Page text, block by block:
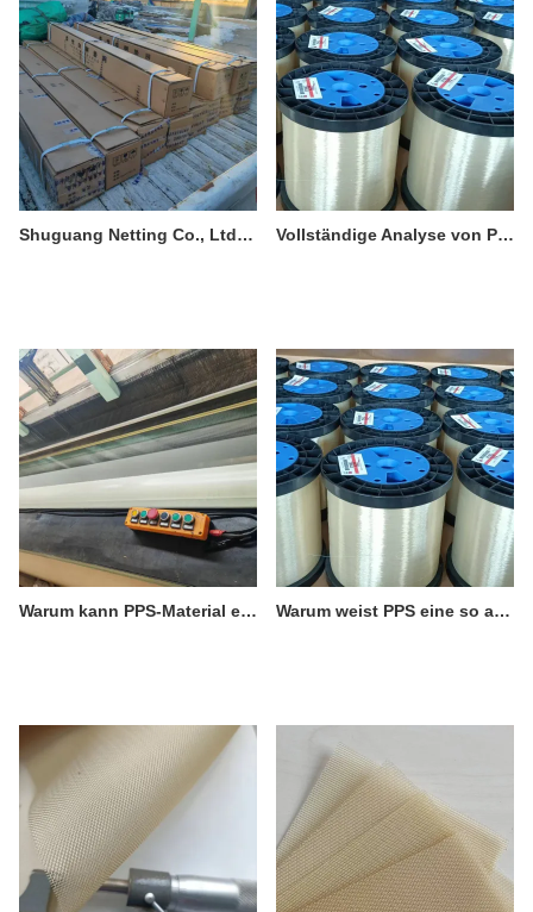
Shuguang Netting Co., Ltd. - Produktdienstleistungen Vollständige Analyse von PPS (Polyphenylensulfid) Material I Grundlegende Informationen
Warum kann PPS-Material eine hohe Flammwidrigkeit ohne Zugabe von Flammschutzmitteln erreichen? Warum weist PPS eine so ausgezeichnete chemische Beständigkeit und Hydrolysebeständigkeit auf?